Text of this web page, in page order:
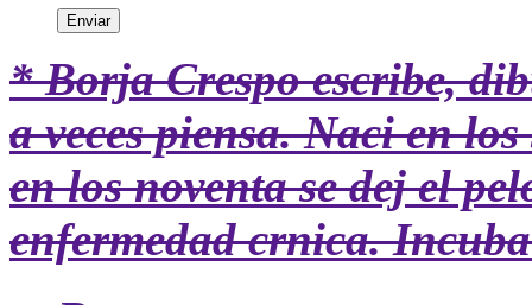
* Borja Crespoescribe,
a veces piensa. Naci en
en los noventa se dej el
enfermedad crnica.